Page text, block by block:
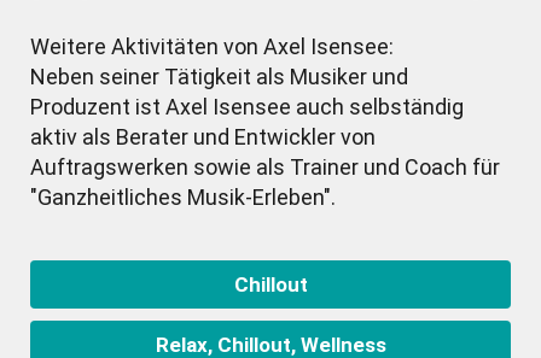
Weitere Aktivitäten von Axel Isensee:
Neben seiner Tätigkeit als Musiker und
Produzent ist Axel Isensee auch selbständig
aktiv als Berater und Entwickler von
Auftragswerken sowie als Trainer und Coach für
"Ganzheitliches Musik-Erleben".
Chillout
Relax, Chillout, Wellness